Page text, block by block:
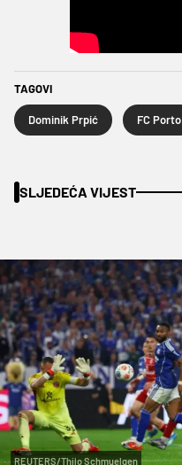
TAGOVI
Dominik Prpić FC Porto
SLJEDEĆA VIJEST
REUTERS/Thilo Schmuelgen